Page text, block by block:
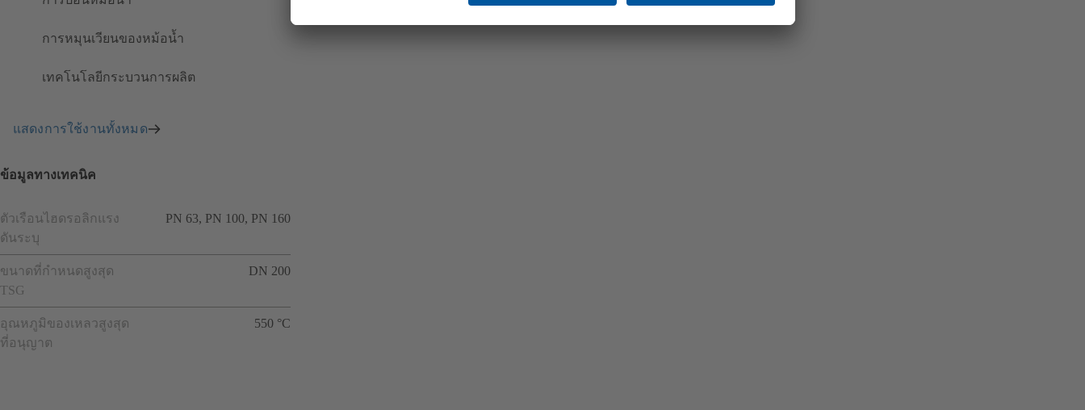
การหมุนเวียนของหม้อน้ำ
เทคโนโลยีกระบวนการผลิต
แสดงการใช้งานทั้งหมด
ข้อมูลทางเทคนิค
ตัวเรือนไฮดรอลิกแรง
ดันระบุ
PN 63, PN 100, PN 160
ขนาดที่กำหนดสูงสุด
TSG
DN 200
อุณหภูมิของเหลวสูงสุด
ที่อนุญาต
550 °C